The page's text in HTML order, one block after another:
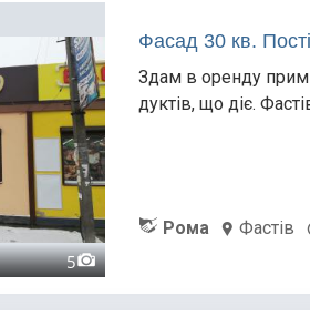
5
Фасад 30 кв.
Здам в оренду
дуктів, що діє.
Рома Фастів